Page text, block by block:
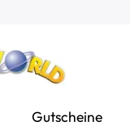
Gutscheine